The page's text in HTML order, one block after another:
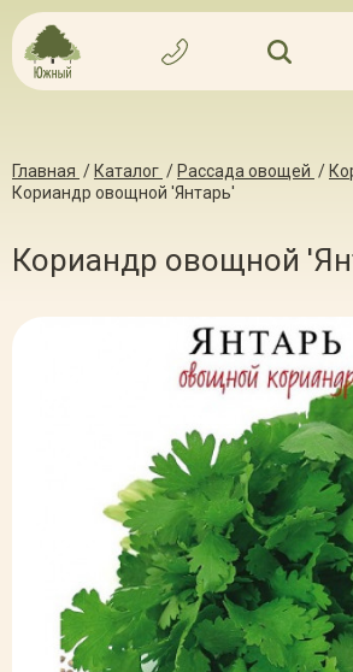
Главная / Каталог / Рассада овощей /
Кориандр овощной 'Янтарь'
Кориандр овощной